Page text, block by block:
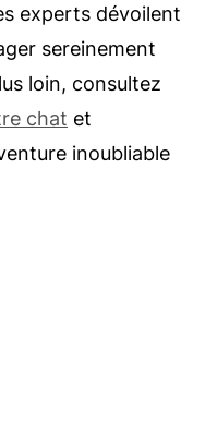
experts dévoilent
sereinement
loin, consultez
chat et
inoubliable